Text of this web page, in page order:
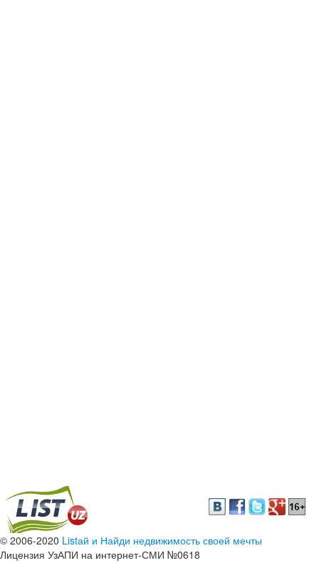
© 2006-2020 Listай и Найди недвижимость своей мечты
Лицензия УзАПИ на интернет-СМИ №0618